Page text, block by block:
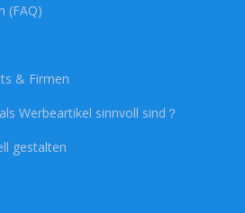
(FAQ)
& Firmen
Werbeartikel sinnvoll sind？
gestalten